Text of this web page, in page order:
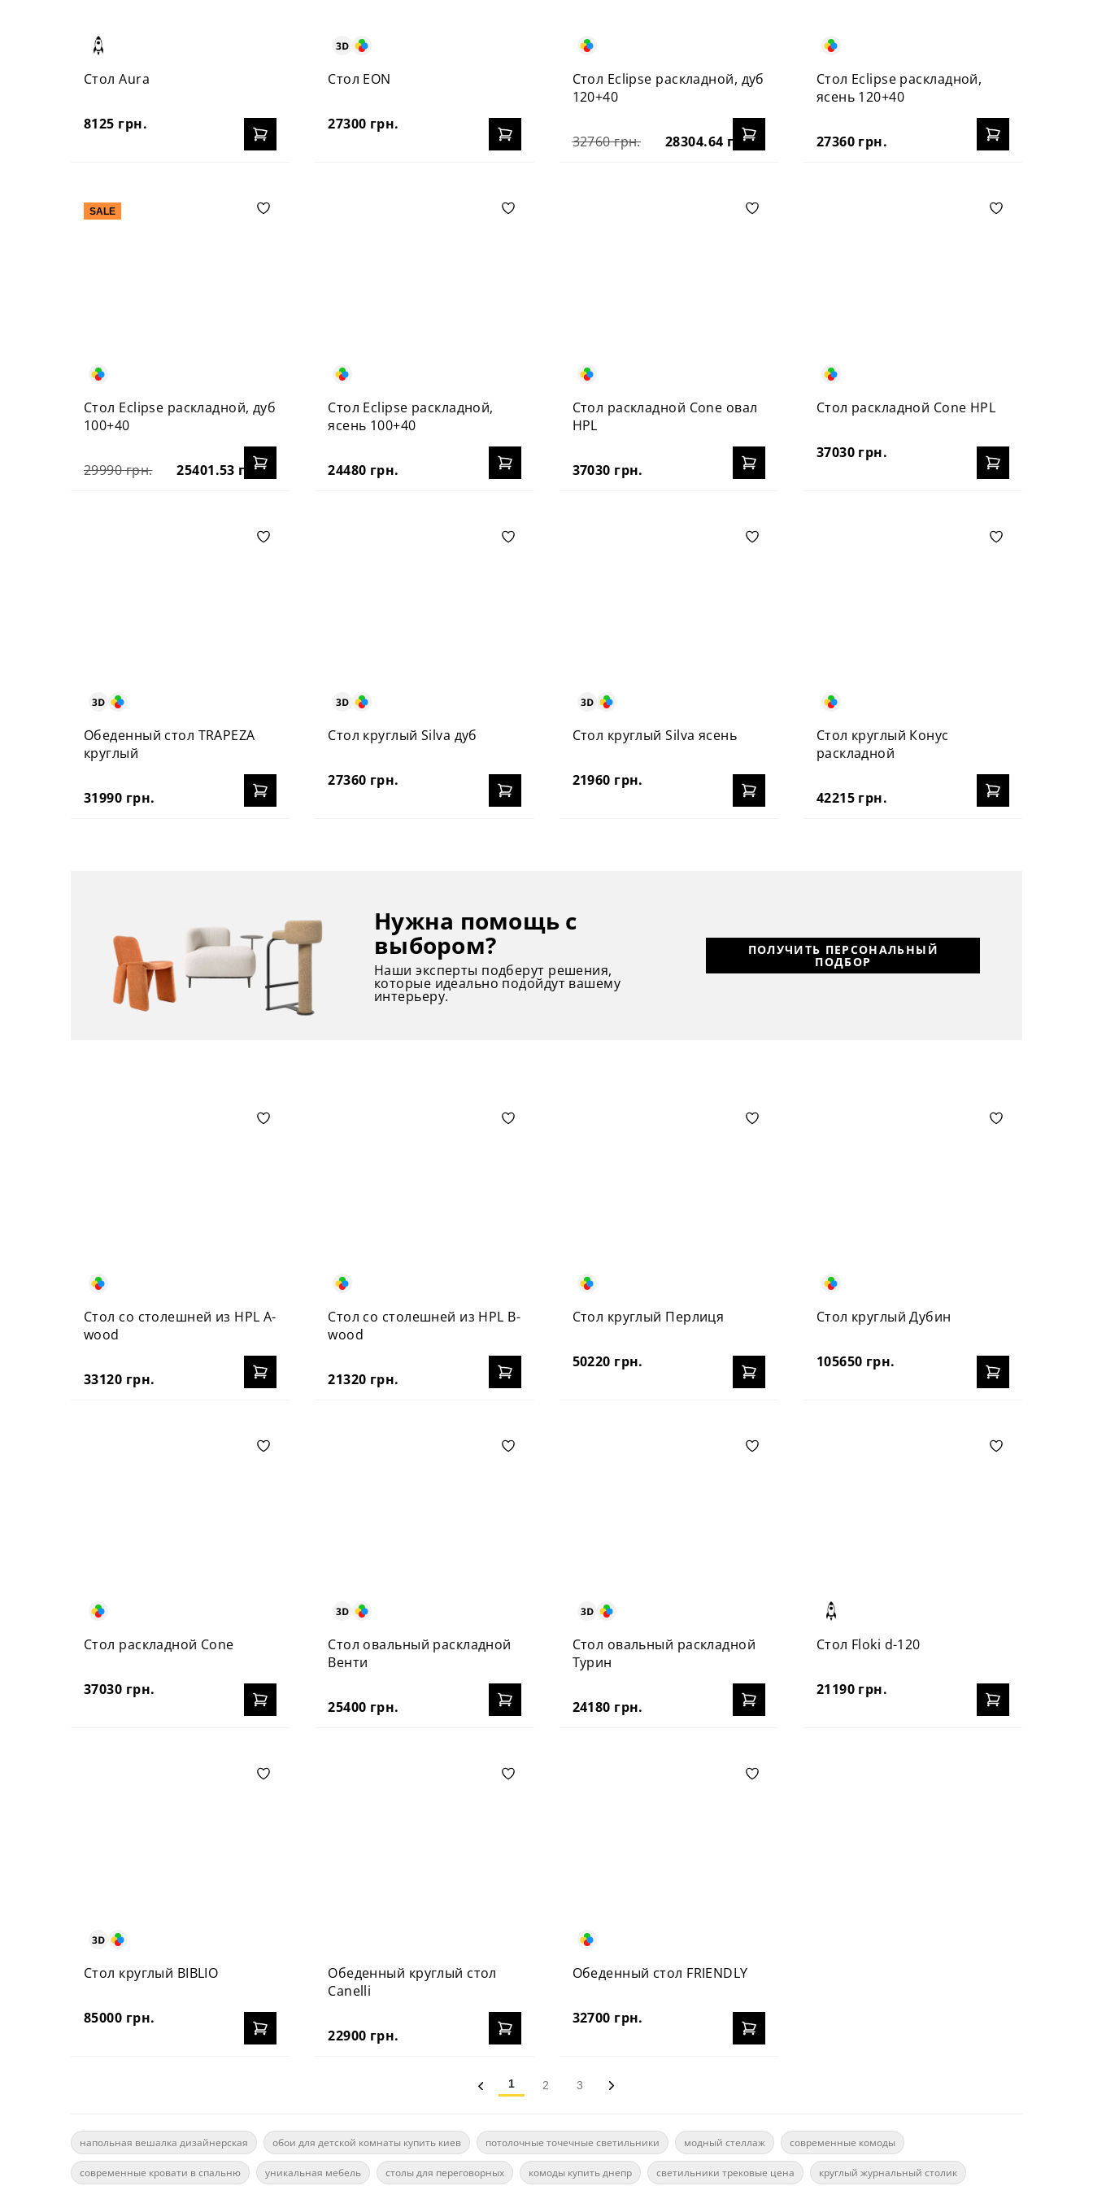
Стол Aura
8125 грн.
Стол EON
27300 грн.
Стол Eclipse раскладной, дуб
120+40
32760 грн. 28304.64 грн.
Стол Eclipse раскладной,
ясень 120+40
27360 грн.
SALE
Стол Eclipse раскладной, дуб
100+40
29990 грн. 25401.53 грн.
Стол Eclipse раскладной,
ясень 100+40
24480 грн.
Стол раскладной Cone овал
HPL
37030 грн.
Стол раскладной Cone HPL
37030 грн.
Обеденный стол TRAPEZA
круглый
31990 грн.
Стол круглый Silva дуб
27360 грн.
Стол круглый Silva ясень
21960 грн.
Стол круглый Конус
раскладной
42215 грн.
Нужна помощь с
выбором?
Наши эксперты подберут решения,
которые идеально подойдут вашему
интерьеру.
ПОЛУЧИТЬ ПЕРСОНАЛЬНЫЙ
ПОДБОР
Стол со столешней из HPL A-
wood
33120 грн.
Стол со столешней из HPL B-
wood
21320 грн.
Стол круглый Перлиця
50220 грн.
Стол круглый Дубин
105650 грн.
Стол раскладной Cone
37030 грн.
Стол овальный раскладной
Венти
25400 грн.
Стол овальный раскладной
Турин
24180 грн.
Стол Floki d-120
21190 грн.
Стол круглый BIBLIO
85000 грн.
Обеденный круглый стол
Canelli
22900 грн.
Обеденный стол FRIENDLY
32700 грн.
1 2 3
напольная вешалка дизайнерская обои для детской комнаты купить киев потолочные точечные светильники модный стеллаж современные комоды
современные кровати в спальню уникальная мебель столы для переговорных комоды купить днепр светильники трековые цена круглый журнальный столик